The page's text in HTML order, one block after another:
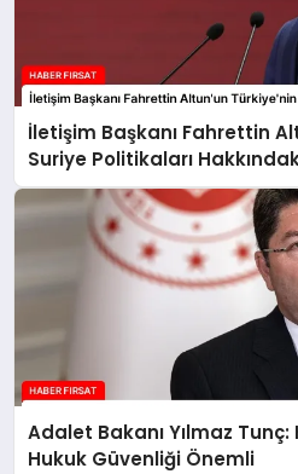
İletişim Başkanı Fahrettin
Suriye Politikaları
Adalet Bakanı Yılmaz
Hukuk Güvenliği Önemli